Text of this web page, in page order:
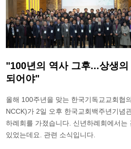
"100년의 역사 그후...상생
되어야"
올해 100주년을 맞는 한국기독교교회협
NCCK)가 2일 오후 한국교회백주년기념
하례회를 가졌습니다. 신년하례회에서는
있었는데요. 관련 소식입니다.